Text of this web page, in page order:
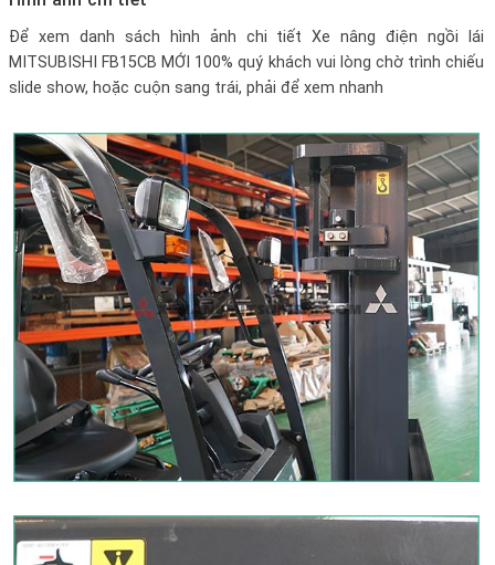
Để xem danh sách hình ảnh chi tiếtXe nâng điện ngồi lái
MITSUBISHI FB15CB MỚI 100% quý khách vui lòng chờ trình chiếu
slide show, hoặc cuộn sang trái, phải để xem nhanh